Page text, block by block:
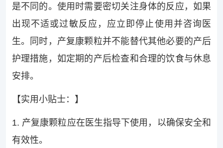
是不同的。使用时需要密切关注身体的反应，如果
出现不适或过敏反应，应立即停止使用并咨询医
生。同时，产复康颗粒并不能替代其他必要的产后
护理措施，如定期的产后检查和合理的饮食与休息
安排。
【实用小贴士：】
1. 产复康颗粒应在医生指导下使用，以确保安全和
有效性。